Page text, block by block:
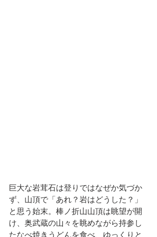
巨大な岩茸石は登りではなぜか気づか
ず、山頂で「あれ？岩はどうした？」
と思う始末。棒ノ折山山頂は眺望が開
け、奥武蔵の山々を眺めながら持参し
たなべ焼きうどんを食べ、ゆっくりと